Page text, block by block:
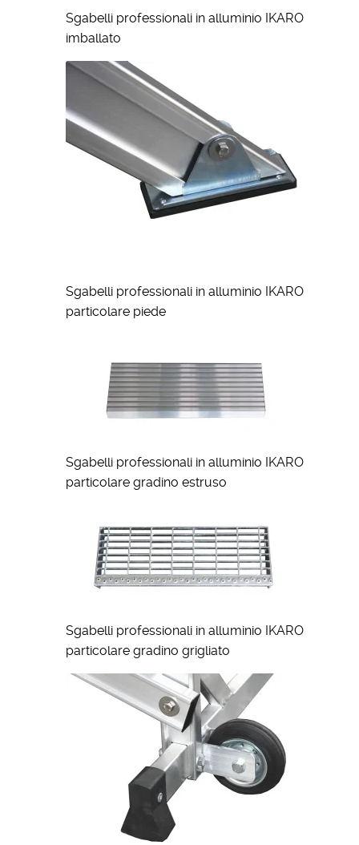
Sgabelli professionali in alluminio IKARO
imballato
Sgabelli professionali in alluminio IKARO
particolare piede
Sgabelli professionali in alluminio IKARO
particolare gradino estruso
Sgabelli professionali in alluminio IKARO
particolare gradino grigliato